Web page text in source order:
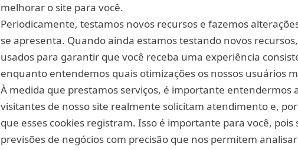
melhorar o site para você.
Periodicamente, testamos novos recursos e fazemos
se apresenta. Quando ainda estamos testando novos
usados para garantir que você receba uma experiência
enquanto entendemos quais otimizações os nossos usuários
À medida que prestamos serviços, é importante entendermos
visitantes de nosso site realmente solicitam atendimento e,
que esses cookies registram. Isso é importante para você,
previsões de negócios com precisão que nos permitem